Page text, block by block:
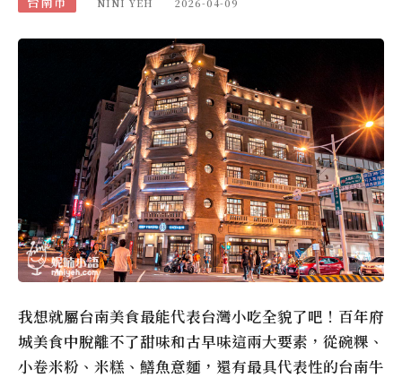
NINI YEH 2026-04-09
我想就屬台南美食最能代表台灣小吃全貌了吧！百年府
城美食中脫離不了甜味和古早味這兩大要素，從碗粿、
小卷米粉、米糕、鱔魚意麵，還有最具代表性的台南牛